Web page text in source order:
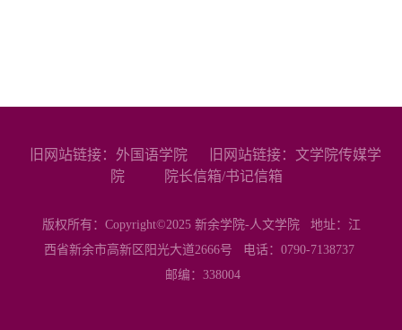
旧网站链接：外国语学院
旧网站链接：文学院传媒学
院
院长信箱/书记信箱
版权所有：Copyright©2025 新余学院-人文学院 地址：江
西省新余市高新区阳光大道2666号 电话：0790-7138737
邮编：338004